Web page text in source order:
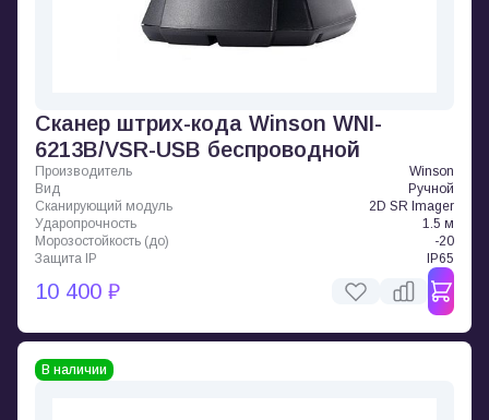
Сканер штрих-кода Winson WNI-
6213B/VSR-USB беспроводной
Производитель
Winson
Вид
Ручной
Сканирующий модуль
2D SR Imager
Ударопрочность
1.5 м
Морозостойкость (до)
-20
Защита IP
IP65
10 400 ₽
В наличии